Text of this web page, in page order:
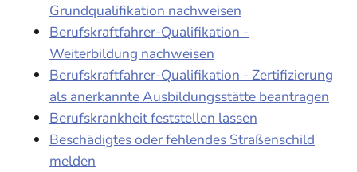
Grundqualifikation nachweisen
Berufskraftfahrer-Qualifikation -
Weiterbildung nachweisen
Berufskraftfahrer-Qualifikation - Zertifizierung
als anerkannte Ausbildungsstätte beantragen
Berufskrankheit feststellen lassen
Beschädigtes oder fehlendes Straßenschild
melden